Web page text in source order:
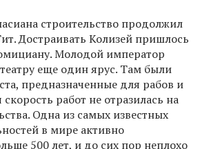
строительство продолжил
Достраивать Колизей пришлось
Молодой император
еще один ярус. Там были
предназначенные для рабов и
работ не отразилась на
Одна из самых известных
в мире активно
500 лет, и до сих пор неплохо